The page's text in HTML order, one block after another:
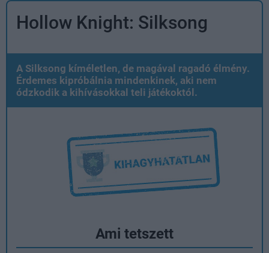
Hollow Knight: Silksong
A Silksong kíméletlen, de magával ragadó élmény.
Érdemes kipróbálnia mindenkinek, aki nem
ódzkodik a kihívásokkal teli játékoktól.
Ami tetszett